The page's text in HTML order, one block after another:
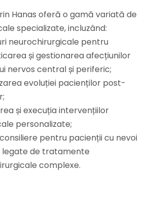
Hanas oferă o gamă variată de
specializate, incluzând:
neurochirurgicale pentru
și gestionarea afecțiunilor
nervos central și periferic;
evoluției pacienților post-
și execuția intervențiilor
personalizate;
pentru pacienții cu nevoi
legate de tratamente
complexe.